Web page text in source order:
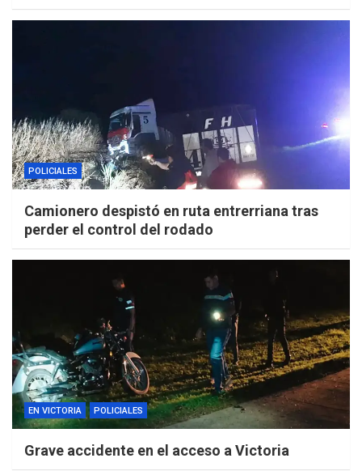
POLICIALES
Camionero despistó en ruta entrerriana tras
perder el control del rodado
EN VICTORIA POLICIALES
Grave accidente en el acceso a Victoria